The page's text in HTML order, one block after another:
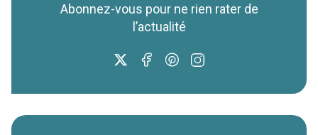
Abonnez-vous pour ne rien rater de
l’actualité